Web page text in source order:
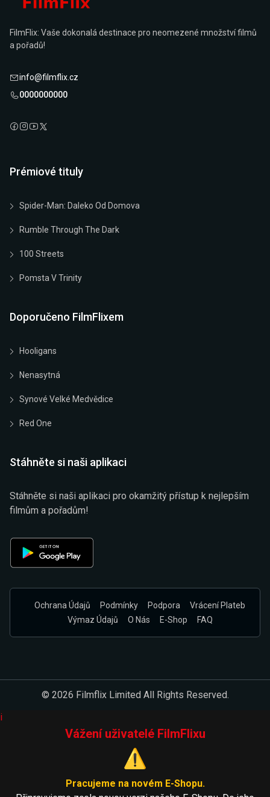
FilmFlix: Vaše dokonalá destinace pro neomezené množství filmů
a pořadů!
info@filmflix.cz
0000000000
Prémiové tituly
Spider-Man: Daleko Od Domova
Rumble Through The Dark
100 Streets
Pomsta V Trinity
Doporučeno FilmFlixem
Hooligans
Nenasytná
Synové Velké Medvědice
Red One
Stáhněte si naši aplikaci
Stáhněte si naši aplikaci pro okamžitý přístup k nejlepším
filmům a pořadům!
Ochrana Údajů Podmínky Podpora
Vrácení Plateb
Výmaz Údajů
O Nás E-Shop FAQ
© 2026 Filmflix Limited All Rights Reserved.
i
Vážení uživatelé FilmFlixu
⚠️
Pracujeme na novém E-Shopu.